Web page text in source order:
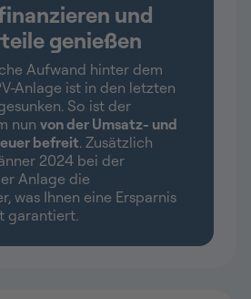
und
genießen
Aufwand hinter dem
Anlage ist in den letzten
So ist der
nun von der Umsatz- und
befreit. Zusätzlich
2024 bei der
Anlage die
was Ihnen eine Ersparnis
garantiert.